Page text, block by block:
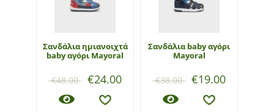
Σανδάλια ημιανοιχτά
baby αγόρι Mayoral
€48.00 €24.00
Σανδάλια baby αγόρι
Mayoral
€38.00 €19.00